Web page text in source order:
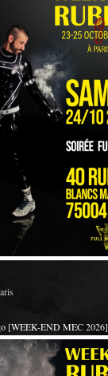
[WEEK-END MEC 2026]